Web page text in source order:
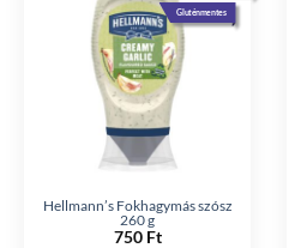
Gluténmentes
Hellmann’s Fokhagymás szósz
260 g
750 Ft